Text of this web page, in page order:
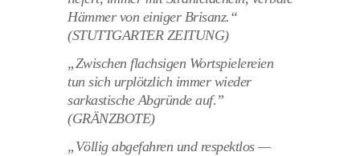
Hämmer von einiger Brisanz.“
(STUTTGARTER ZEITUNG)
„Zwischen flachsigen Wortspielereien
tun sich urplötzlich immer wieder
sarkastische Abgründe auf.”
(GRÄNZBOTE)
„Völlig abgefahren und respektlos —